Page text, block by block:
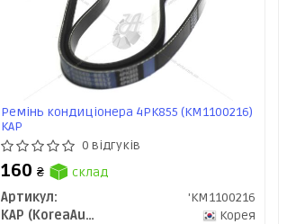
Ремінь кондиціонера 4PK855 (KM1100216)
KAP
0 відгуків
160 ₴
склад
Артикул:
'KM1100216
KAP (KoreaAutoParts)
Корея